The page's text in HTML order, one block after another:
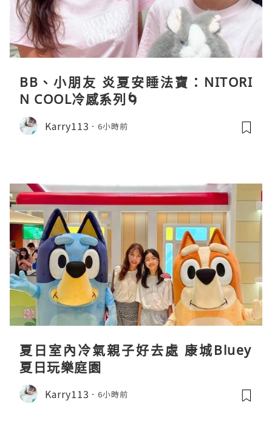
BB、小朋友 炎夏安睡法寶：NITORI
N COOL冷感系列🌀
Karry113 6小時前
夏日室內冷氣親子好去處 康城Bluey
夏日玩樂庭園
Karry113 6小時前